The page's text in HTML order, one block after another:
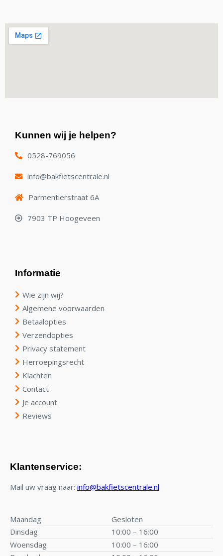
Kunnen wij je helpen?
0528-769056
info@bakfietscentrale.nl
Parmentierstraat 6A
7903 TP Hoogeveen
Informatie
Wie zijn wij?
Algemene voorwaarden
Betaalopties
Verzendopties
Privacy statement
Herroepingsrecht
Klachten
Contact
Je account
Reviews
Klantenservice:
Mail uw vraag naar: info@bakfietscentrale.nl
Maandag
Gesloten
Dinsdag
10:00 – 16:00
Woensdag
10:00 – 16:00